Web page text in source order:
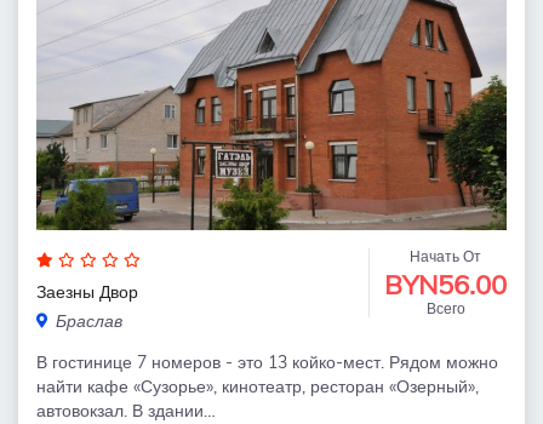
Заезны Двор
Браслав
Начать От
BYN56.00
Всего
В гостинице 7 номеров - это 13 койко-мест. Рядом можно
найти кафе «Сузорье», кинотеатр, ресторан «Озерный»,
автовокзал. В здании…